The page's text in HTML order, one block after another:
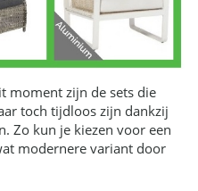
moment zijn de sets die
toch tijdloos zijn dankzij
Zo kun je kiezen voor een
modernere variant door